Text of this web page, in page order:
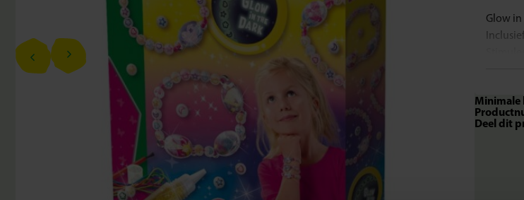
Glow
Met
Deel dit